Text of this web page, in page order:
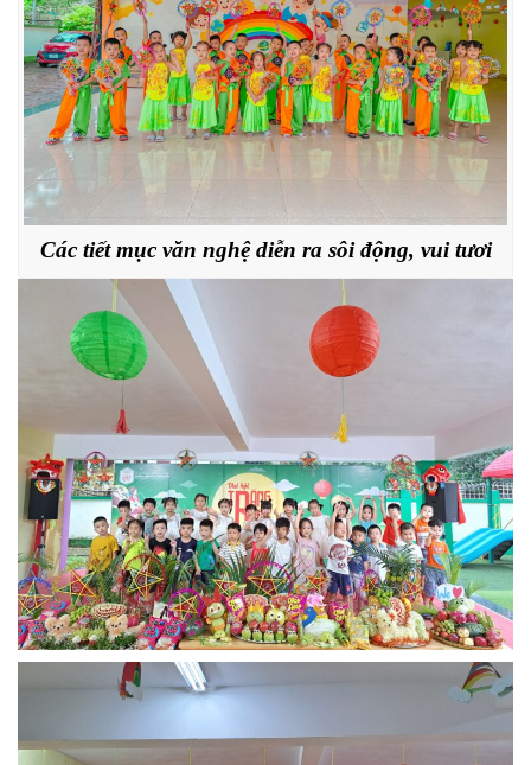
Các tiết mục văn nghệ diễn ra sôi động, vui tươi